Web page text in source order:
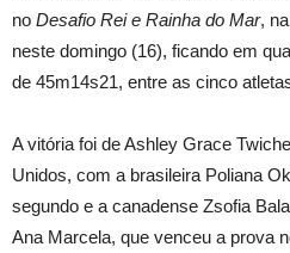
no Desafio Rei e Rainha do Mar,
neste domingo (16), ficando em
de 45m14s21, entre as cinco
A vitória foi de Ashley Grace
Unidos, com a brasileira Poliana
segundo e a canadense Zsofia
Ana Marcela, que venceu a prova